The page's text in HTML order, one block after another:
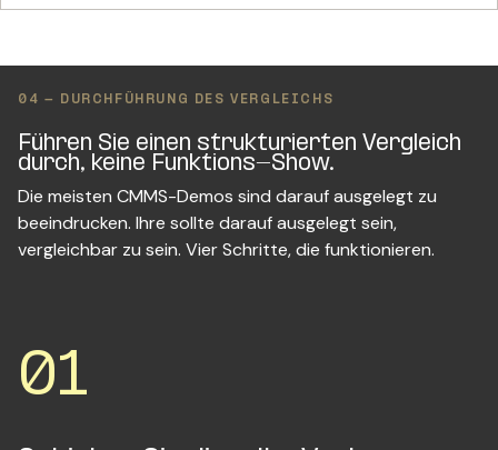
04 - DURCHFÜHRUNG DES VERGLEICHS
Führen Sie einen strukturierten Vergleich
durch, keine Funktions-Show.
Die meisten CMMS-Demos sind darauf ausgelegt zu
beeindrucken. Ihre sollte darauf ausgelegt sein,
vergleichbar zu sein. Vier Schritte, die funktionieren.
01